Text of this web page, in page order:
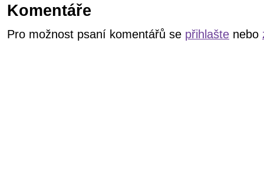
Komentáře
Pro možnost psaní komentářů se přihlašte nebo